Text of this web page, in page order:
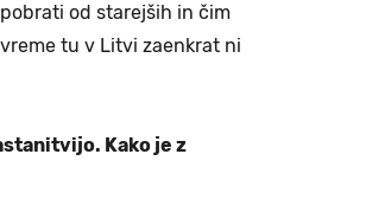
od starejših in čim
tu v Litvi zaenkrat ni
Kako je z